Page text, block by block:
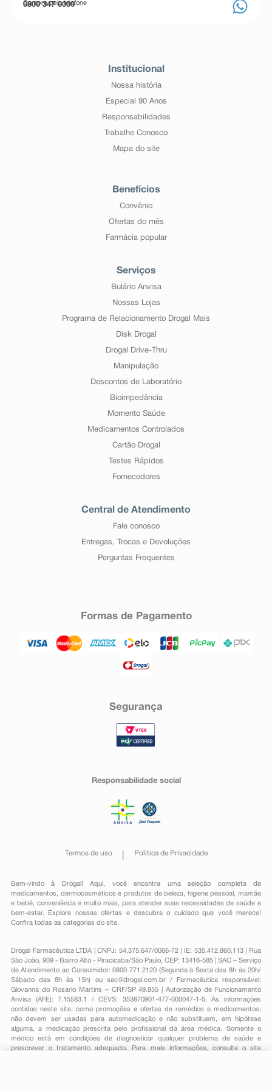
Compre pelo telefone
0800 347 0000
Institucional
Nossa história
Especial 90 Anos
Responsabilidades
Trabalhe Conosco
Mapa do site
Benefícios
Convênio
Ofertas do mês
Farmácia popular
Serviços
Bulário Anvisa
Nossas Lojas
Programa de Relacionamento Drogal Mais
Disk Drogal
Drogal Drive-Thru
Manipulação
Descontos de Laboratório
Bioimpedância
Momento Saúde
Medicamentos Controlados
Cartão Drogal
Testes Rápidos
Fornecedores
Central de Atendimento
Fale conosco
Entregas, Trocas e Devoluções
Perguntas Frequentes
Formas de Pagamento
Segurança
Responsabilidade social
Termos de uso Política de Privacidade
Bem-vindo à Drogal! Aqui, você encontra uma seleção completa de
medicamentos , dermocosméticos e produtos de beleza, higiene pessoal ,mamãe
e bebê, conveniênciae muito mais, para atender suas necessidades de saúde e
bem-estar. Explore nossas ofertas e descubra o cuidado que você merece!
Confira todas as categorias do site.
Drogal Farmacêutica LTDA | CNPJ: 54.375.647/0066-72 | IE: 535.412.860.113 | Rua
São João, 909 - Bairro Alto - Piracicaba/São Paulo, CEP: 13416-585 | SAC – Serviço
de Atendimento ao Consumidor: 0800 771 2120 (Segunda à Sexta das 8h às 20h/
Sábado das 8h às 15h) ou sac@drogal.com.br/ Farmacêutica responsável:
Giovanna do Rosario Martins – CRF/SP 49.855 | Autorização de Funcionamento
Anvisa (AFE): 7.15583.1 / CEVS: 353870901-477-000047-1-5. As informações
contidas neste site, como promoções e ofertas de remédios e medicamentos,
não devem ser usadas para automedicação e não substituem, em hipótese
alguma, a medicação prescrita pelo profissional da área médica. Somente o
médico está em condições de diagnosticar qualquer problema de saúde e
prescrever o tratamento adequado. Para mais informações, consulte o site